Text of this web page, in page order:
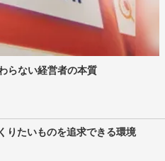
らない経営者の本質
りたいものを追求できる環境